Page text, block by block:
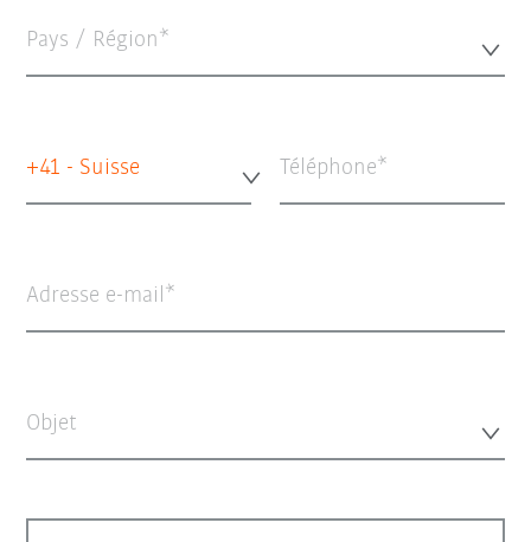
Pays / Région*
+41 - Suisse Téléphone
Adresse e-mail
Objet